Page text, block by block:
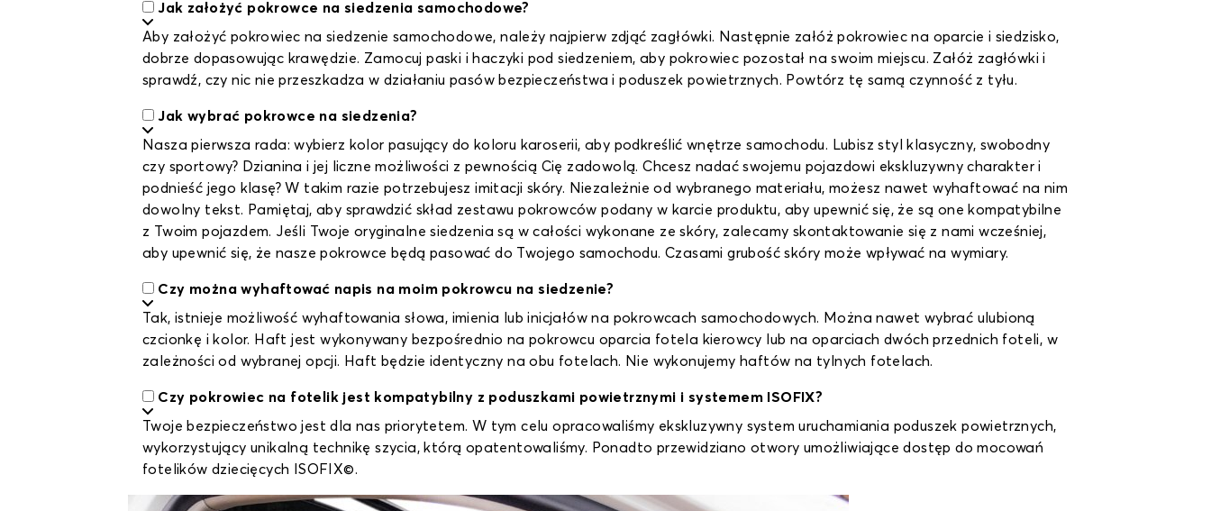
Jak założyć pokrowce na siedzenia samochodowe?
Aby założyć pokrowiec na siedzenie samochodowe, należy najpierw zdjąć zagłówki. Następnie załóż pokrowiec na oparcie i siedzisko,
dobrze dopasowując krawędzie. Zamocuj paski i haczyki pod siedzeniem, aby pokrowiec pozostał na swoim miejscu. Załóż zagłówki i
sprawdź, czy nic nie przeszkadza w działaniu pasów bezpieczeństwa i poduszek powietrznych. Powtórz tę samą czynność z tyłu.
Jak wybrać pokrowce na siedzenia?
Nasza pierwsza rada: wybierz kolor pasujący do koloru karoserii, aby podkreślić wnętrze samochodu. Lubisz styl klasyczny, swobodny
czy sportowy? Dzianina i jej liczne możliwości z pewnością Cię zadowolą. Chcesz nadać swojemu pojazdowi ekskluzywny charakter i
podnieść jego klasę? W takim razie potrzebujesz imitacji skóry. Niezależnie od wybranego materiału, możesz nawet wyhaftować na nim
dowolny tekst. Pamiętaj, aby sprawdzić skład zestawu pokrowców podany w karcie produktu, aby upewnić się, że są one kompatybilne
z Twoim pojazdem. Jeśli Twoje oryginalne siedzenia są w całości wykonane ze skóry, zalecamy skontaktowanie się z nami wcześniej,
aby upewnić się, że nasze pokrowce będą pasować do Twojego samochodu. Czasami grubość skóry może wpływać na wymiary.
Czy można wyhaftować napis na moim pokrowcu na siedzenie?
Tak, istnieje możliwość wyhaftowania słowa, imienia lub inicjałów na pokrowcach samochodowych. Można nawet wybrać ulubioną
czcionkę i kolor. Haft jest wykonywany bezpośrednio na pokrowcu oparcia fotela kierowcy lub na oparciach dwóch przednich foteli, w
zależności od wybranej opcji. Haft będzie identyczny na obu fotelach. Nie wykonujemy haftów na tylnych fotelach.
Czy pokrowiec na fotelik jest kompatybilny z poduszkami powietrznymi i systemem ISOFIX?
Twoje bezpieczeństwo jest dla nas priorytetem. W tym celu opracowaliśmy ekskluzywny system uruchamiania poduszek powietrznych,
wykorzystujący unikalną technikę szycia, którą opatentowaliśmy. Ponadto przewidziano otwory umożliwiające dostęp do mocowań
fotelików dziecięcych ISOFIX©.